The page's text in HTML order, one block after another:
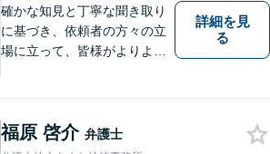
相談ください！
確かな知見と丁寧な聞き取り
に基づき、依頼者の方々の立
場に立って、皆様がよりよい
詳細を見
る
福原 啓介 弁護士